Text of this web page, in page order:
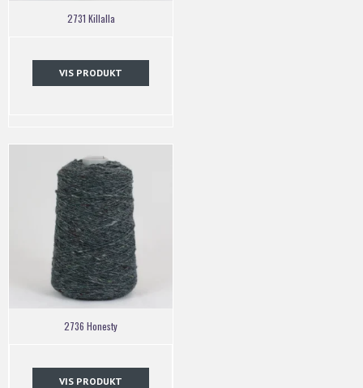
2731 Killalla
VIS PRODUKT
2736 Honesty
VIS PRODUKT